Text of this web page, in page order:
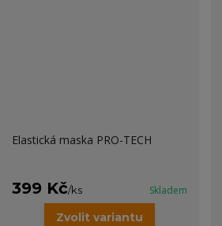
Elastická maska PRO-TECH
399 Kč/ks Skladem
Zvolit variantu